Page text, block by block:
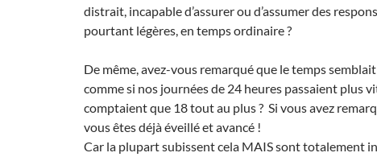
distrait, incapable d’assurer ou d’assumer des
pourtant légères, en temps ordinaire ?
De même, avez-vous remarqué que le temps semblait
comme si nos journées de 24 heures passaient plus
comptaient que 18 tout au plus ? Si vous avez
vous êtes déjà éveillé et avancé !
Car la plupart subissent cela MAIS sont totalement